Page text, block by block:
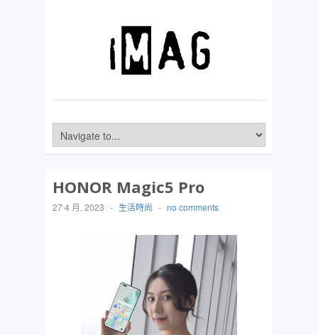
HONOR Magic5 Pro
27 4 月, 2023 - 生活時尚 - no comments